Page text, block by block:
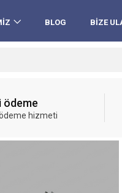
BLOG BIZE
ödeme
hizmeti